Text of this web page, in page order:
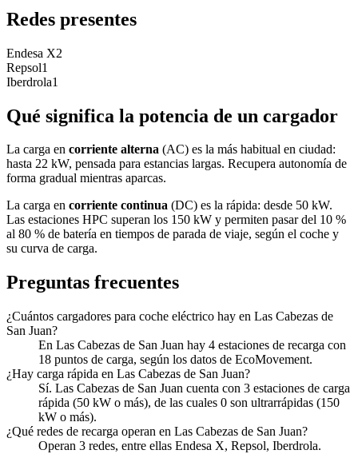
Redes presentes
Endesa X2
Repsol1
Iberdrola1
Qué significa la potencia de un cargador
La carga en corriente alterna (AC) es la más habitual en ciudad:
hasta 22 kW, pensada para estancias largas. Recupera autonomía de
forma gradual mientras aparcas.
La carga en corriente continua (DC) es la rápida: desde 50 kW.
Las estaciones HPC superan los 150 kW y permiten pasar del 10 %
al 80 % de batería en tiempos de parada de viaje, según el coche y
su curva de carga.
Preguntas frecuentes
¿Cuántos cargadores para coche eléctrico hay en Las Cabezas de
San Juan?
En Las Cabezas de San Juan hay 4 estaciones de recarga con
18 puntos de carga, según los datos de EcoMovement.
¿Hay carga rápida en Las Cabezas de San Juan?
Sí. Las Cabezas de San Juan cuenta con 3 estaciones de carga
rápida (50 kW o más), de las cuales 0 son ultrarrápidas (150
kW o más).
¿Qué redes de recarga operan en Las Cabezas de San Juan?
Operan 3 redes, entre ellas Endesa X, Repsol, Iberdrola.